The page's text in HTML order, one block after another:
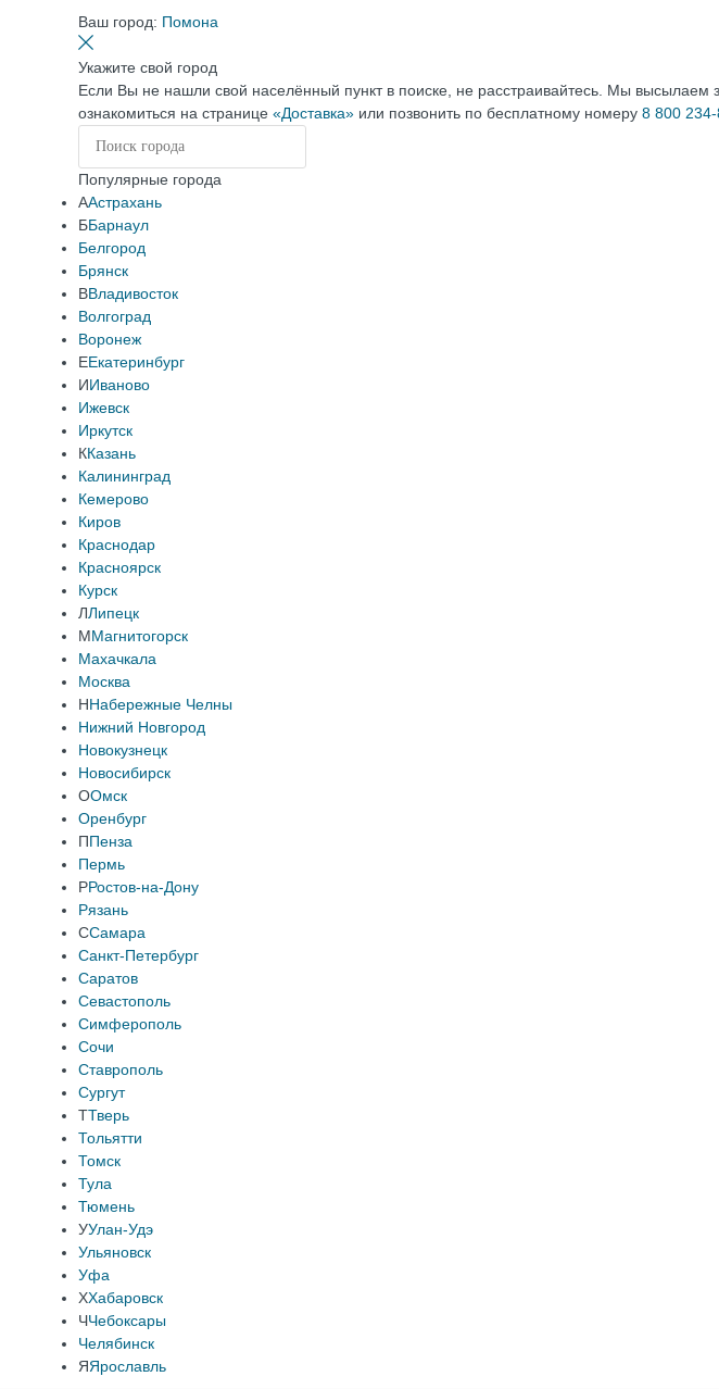
Ваш город: Помона
Укажите свой город
Если Вы не нашли свой населённый пункт в поиске, не расстраивайтесь. Мы
ознакомиться на странице «Доставка» или позвонить по бесплатному номеру 8 800
Популярные города
ААстрахань
ББарнаул
Белгород
Брянск
ВВладивосток
Волгоград
Воронеж
ЕЕкатеринбург
ИИваново
Ижевск
Иркутск
ККазань
Калининград
Кемерово
Киров
Краснодар
Красноярск
Курск
ЛЛипецк
ММагнитогорск
Махачкала
Москва
ННабережные Челны
Нижний Новгород
Новокузнецк
Новосибирск
ООмск
Оренбург
ППенза
Пермь
РРостов-на-Дону
Рязань
ССамара
Санкт-Петербург
Саратов
Севастополь
Симферополь
Сочи
Ставрополь
Сургут
ТТверь
Тольятти
Томск
Тула
Тюмень
УУлан-Удэ
Ульяновск
Уфа
ХХабаровск
ЧЧебоксары
Челябинск
ЯЯрославль